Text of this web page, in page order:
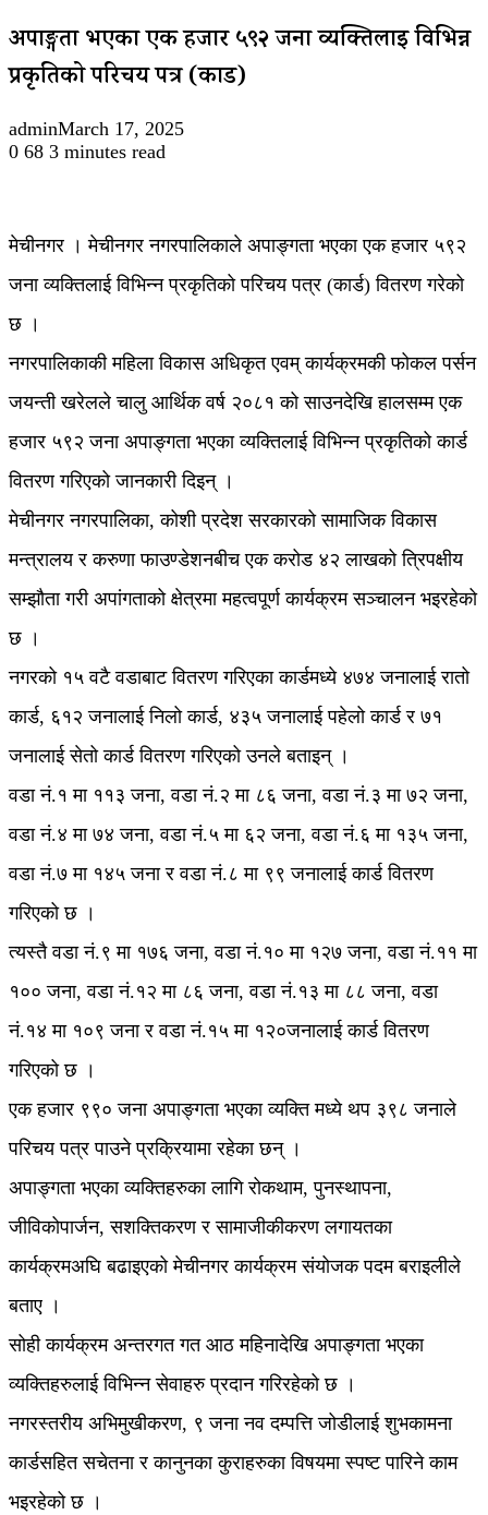
अपाङ्गता भएका एक हजार ५९२ जना व्यक्तिलाई विभिन्न
प्रकृतिको परिचय पत्र (कार्ड)
adminMarch 17, 2025
0 68 3 minutes read
मेचीनगर । मेचीनगर नगरपालिकाले अपाङ्गता भएका एक हजार ५९२
जना व्यक्तिलाई विभिन्न प्रकृतिको परिचय पत्र (कार्ड) वितरण गरेको
छ ।
नगरपालिकाकी महिला विकास अधिकृत एवम् कार्यक्रमकी फोकल पर्सन
जयन्ती खरेलले चालु आर्थिक वर्ष २०८१ को साउनदेखि हालसम्म एक
हजार ५९२ जना अपाङ्गता भएका व्यक्तिलाई विभिन्न प्रकृतिको कार्ड
वितरण गरिएको जानकारी दिइन् ।
मेचीनगर नगरपालिका, कोशी प्रदेश सरकारको सामाजिक विकास
मन्त्रालय र करुणा फाउण्डेशनबीच एक करोड ४२ लाखको त्रिपक्षीय
सम्झौता गरी अपांगताको क्षेत्रमा महत्वपूर्ण कार्यक्रम सञ्चालन भइरहेको
छ ।
नगरको १५ वटै वडाबाट वितरण गरिएका कार्डमध्ये ४७४ जनालाई रातो
कार्ड, ६१२ जनालाई निलो कार्ड, ४३५ जनालाई पहेलो कार्ड र ७१
जनालाई सेतो कार्ड वितरण गरिएको उनले बताइन् ।
वडा नं.१ मा ११३ जना, वडा नं.२ मा ८६ जना, वडा नं.३ मा ७२ जना,
वडा नं.४ मा ७४ जना, वडा नं.५ मा ६२ जना, वडा नं.६ मा १३५ जना,
वडा नं.७ मा १४५ जना र वडा नं.८ मा ९९ जनालाई कार्ड वितरण
गरिएको छ ।
त्यस्तै वडा नं.९ मा १७६ जना, वडा नं.१० मा १२७ जना, वडा नं.११ मा
१०० जना, वडा नं.१२ मा ८६ जना, वडा नं.१३ मा ८८ जना, वडा
नं.१४ मा १०९ जना र वडा नं.१५ मा १२०जनालाई कार्ड वितरण
गरिएको छ ।
एक हजार ९९० जना अपाङ्गता भएका व्यक्ति मध्ये थप ३९८ जनाले
परिचय पत्र पाउने प्रक्रियामा रहेका छन् ।
अपाङ्गता भएका व्यक्तिहरुका लागि रोकथाम, पुनस्थापना,
जीविकोपार्जन, सशक्तिकरण र सामाजीकीकरण लगायतका
कार्यक्रमअघि बढाइएको मेचीनगर कार्यक्रम संयोजक पदम बराइलीले
बताए ।
सोही कार्यक्रम अन्तरगत गत आठ महिनादेखि अपाङ्गता भएका
व्यक्तिहरुलाई विभिन्न सेवाहरु प्रदान गरिरहेको छ ।
नगरस्तरीय अभिमुखीकरण, ९ जना नव दम्पत्ति जोडीलाई शुभकामना
कार्डसहित सचेतना र कानुनका कुराहरुका विषयमा स्पष्ट पारिने काम
भइरहेको छ ।